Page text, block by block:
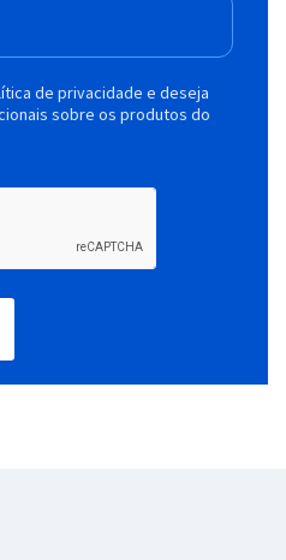
de privacidade e deseja
sobre os produtos do